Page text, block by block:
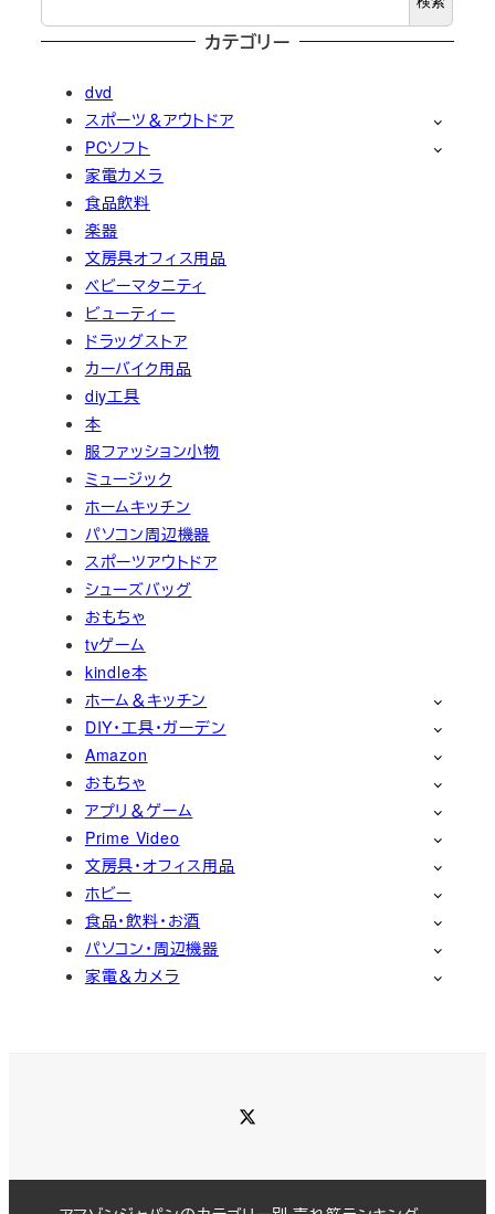
カテゴリー
dvd
スポーツ＆アウトドア
PCソフト
家電カメラ
食品飲料
楽器
文房具オフィス用品
ベビーマタニティ
ビューティー
ドラッグストア
カーバイク用品
diy工具
本
服ファッション小物
ミュージック
ホームキッチン
パソコン周辺機器
スポーツアウトドア
シューズバッグ
おもちゃ
tvゲーム
kindle本
ホーム＆キッチン
DIY・工具・ガーデン
Amazon
おもちゃ
アプリ＆ゲーム
Prime Video
文房具・オフィス用品
ホビー
食品・飲料・お酒
パソコン・周辺機器
家電＆カメラ